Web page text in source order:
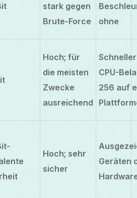
stark gegen
Brute-Force
ohne
Hoch; für
die meisten
Zwecke
ausreichend
CPU-
256 auf
Hoch; sehr
sicher
Geräten